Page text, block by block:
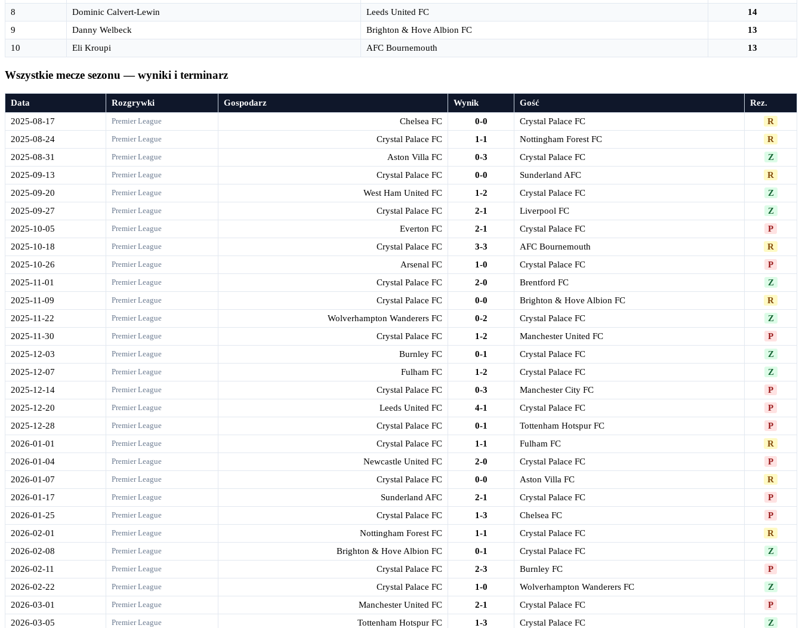
8
Dominic Calvert-Lewin Leeds United FC
14
9
Danny Welbeck Brighton & Hove Albion FC
13
10
Eli Kroupi AFC Bournemouth 13
Wszystkie mecze sezonu — wyniki i terminarz
Data Rozgrywki Gospodarz Wynik Gość
Rez.
2025-08-17
Premier League Chelsea FC 0-0 Crystal Palace FC
R
2025-08-24
Premier League Crystal Palace FC 1-1 Nottingham Forest FC
R
2025-08-31
Premier League Aston Villa FC 0-3 Crystal Palace FC
Z
2025-09-13
Premier League Crystal Palace FC 0-0 Sunderland AFC
R
2025-09-20
Premier League West Ham United FC 1-2 Crystal Palace FC
Z
2025-09-27
Premier League Crystal Palace FC 2-1 Liverpool FC
Z
2025-10-05
Premier League Everton FC 2-1 Crystal Palace FC
P
2025-10-18
Premier League Crystal Palace FC 3-3 AFC Bournemouth
R
2025-10-26
Premier League Arsenal FC 1-0 Crystal Palace FC
P
2025-11-01
Premier League Crystal Palace FC 2-0 Brentford FC
Z
2025-11-09
Premier League Crystal Palace FC 0-0 Brighton & Hove Albion FC
R
2025-11-22
Premier League Wolverhampton Wanderers FC 0-2 Crystal Palace FC
Z
2025-11-30
Premier League Crystal Palace FC 1-2 Manchester United FC
P
2025-12-03
Premier League Burnley FC 0-1 Crystal Palace FC
Z
2025-12-07
Premier League Fulham FC 1-2 Crystal Palace FC
Z
2025-12-14
Premier League Crystal Palace FC 0-3 Manchester City FC
P
2025-12-20
Premier League Leeds United FC 4-1 Crystal Palace FC
P
2025-12-28
Premier League Crystal Palace FC 0-1 Tottenham Hotspur FC
P
2026-01-01
Premier League Crystal Palace FC 1-1 Fulham FC
R
2026-01-04
Premier League Newcastle United FC 2-0 Crystal Palace FC
P
2026-01-07
Premier League Crystal Palace FC 0-0 Aston Villa FC
R
2026-01-17
Premier League Sunderland AFC 2-1 Crystal Palace FC
P
2026-01-25
Premier League Crystal Palace FC 1-3 Chelsea FC
P
2026-02-01
Premier League Nottingham Forest FC 1-1 Crystal Palace FC
R
2026-02-08
Premier League Brighton & Hove Albion FC 0-1 Crystal Palace FC
Z
2026-02-11
Premier League Crystal Palace FC 2-3 Burnley FC
P
2026-02-22
Premier League Crystal Palace FC 1-0 Wolverhampton Wanderers FC
Z
2026-03-01
Premier League Manchester United FC 2-1 Crystal Palace FC
P
2026-03-05
Premier League Tottenham Hotspur FC 1-3 Crystal Palace FC
Z